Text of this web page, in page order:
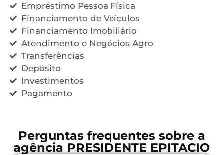
Empréstimo Pessoa Física
Financiamento de Veículos
Financiamento Imobiliário
Atendimento e Negócios Agro
Transferências
Depósito
Investimentos
Pagamento
Perguntas frequentes sobre a
agência PRESIDENTE EPITACIO